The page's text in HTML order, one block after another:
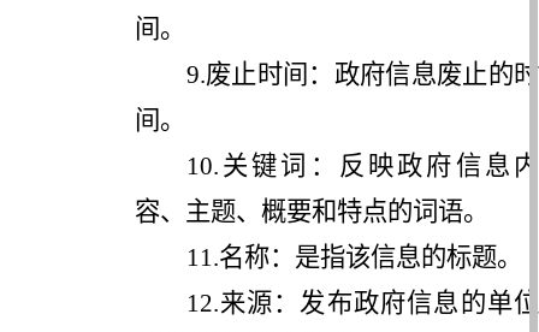
间。
9.废止时间：政府信息废止的时
间。
10. 关键词：反映政府信息内
容、主题、概要和特点的词语。
11.名称：是指该信息的标题。
12.来源：发布政府信息的单位